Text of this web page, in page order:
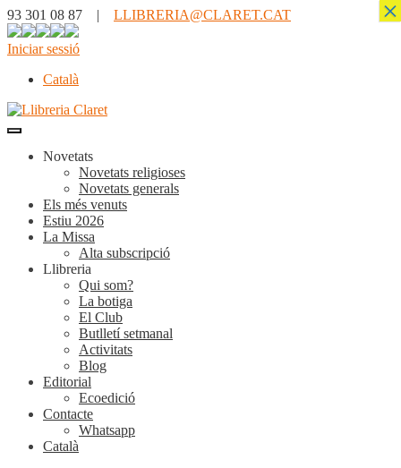
93 301 08 87 | LLIBRERIA@CLARET.CAT
Iniciar sessió
Català
Novetats
Novetats religioses
Novetats generals
Els més venuts
Estiu 2026
La Missa
Alta subscripció
Llibreria
Qui som?
La botiga
El Club
Butlletí setmanal
Activitats
Blog
Editorial
Ecoedició
Contacte
Whatsapp
Català
×